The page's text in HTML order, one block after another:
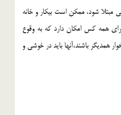
مبتلا شود، ممکن است بيکار و خانه
همه کس امکان دارد که به وقوع
همديگر باشند،آنها بايد در خوشي و